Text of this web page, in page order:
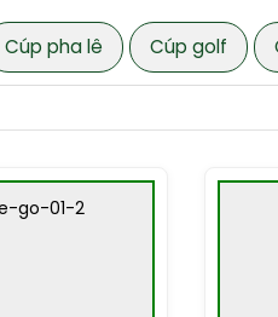
Cúp pha lê Cúp golf